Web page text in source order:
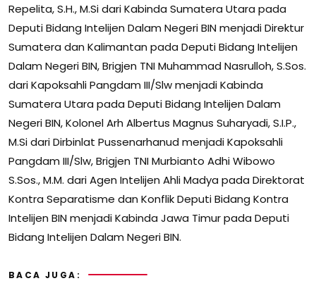
Repelita, S.H., M.Si dari Kabinda Sumatera Utara pada
Deputi Bidang Intelijen Dalam Negeri BIN menjadi Direktur
Sumatera dan Kalimantan pada Deputi Bidang Intelijen
Dalam Negeri BIN, Brigjen TNI Muhammad Nasrulloh, S.Sos.
dari Kapoksahli Pangdam III/Slw menjadi Kabinda
Sumatera Utara pada Deputi Bidang Intelijen Dalam
Negeri BIN, Kolonel Arh Albertus Magnus Suharyadi, S.I.P.,
M.Si dari Dirbinlat Pussenarhanud menjadi Kapoksahli
Pangdam III/Slw, Brigjen TNI Murbianto Adhi Wibowo
S.Sos., M.M. dari Agen Intelijen Ahli Madya pada Direktorat
Kontra Separatisme dan Konflik Deputi Bidang Kontra
Intelijen BIN menjadi Kabinda Jawa Timur pada Deputi
Bidang Intelijen Dalam Negeri BIN.
BACA JUGA: